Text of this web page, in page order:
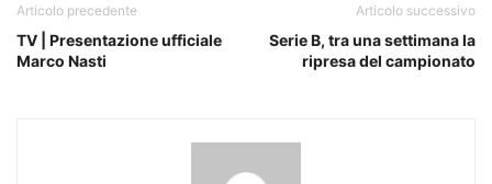
Articolo precedente
TV | Presentazione ufficiale
Marco Nasti
Articolo successivo
Serie B, tra una settimana la
ripresa del campionato